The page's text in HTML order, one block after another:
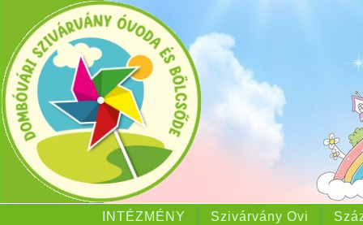
INTÉZMÉNY Szivárvány Ovi